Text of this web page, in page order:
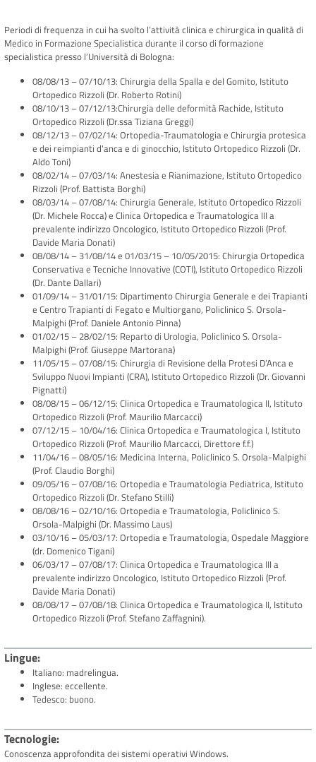
Periodi di frequenza in cui ha svolto l’attività clinica e chirurgica in qualità di
Medico in Formazione Specialistica durante il corso di formazione
specialistica presso l’Università di Bologna:
08/08/13 – 07/10/13: Chirurgia della Spalla e del Gomito, Istituto
Ortopedico Rizzoli (Dr. Roberto Rotini)
08/10/13 – 07/12/13:Chirurgia delle deformità Rachide, Istituto
Ortopedico Rizzoli (Dr.ssa Tiziana Greggi)
08/12/13 – 07/02/14: Ortopedia-Traumatologia e Chirurgia protesica
e dei reimpianti d'anca e di ginocchio, Istituto Ortopedico Rizzoli (Dr.
Aldo Toni)
08/02/14 – 07/03/14: Anestesia e Rianimazione, Istituto Ortopedico
Rizzoli (Prof. Battista Borghi)
08/03/14 – 07/08/14: Chirurgia Generale, Istituto Ortopedico Rizzoli
(Dr. Michele Rocca) e Clinica Ortopedica e Traumatologica III a
prevalente indirizzo Oncologico, Istituto Ortopedico Rizzoli (Prof.
Davide Maria Donati)
08/08/14 – 31/08/14 e 01/03/15 – 10/05/2015: Chirurgia Ortopedica
Conservativa e Tecniche Innovative (COTI), Istituto Ortopedico Rizzoli
(Dr. Dante Dallari)
01/09/14 – 31/01/15: Dipartimento Chirurgia Generale e dei Trapianti
e Centro Trapianti di Fegato e Multiorgano, Policlinico S. Orsola-
Malpighi (Prof. Daniele Antonio Pinna)
01/02/15 – 28/02/15: Reparto di Urologia, Policlinico S. Orsola-
Malpighi (Prof. Giuseppe Martorana)
11/05/15 – 07/08/15: Chirurgia di Revisione della Protesi D’Anca e
Sviluppo Nuovi Impianti (CRA), Istituto Ortopedico Rizzoli (Dr. Giovanni
Pignatti)
08/08/15 – 06/12/15: Clinica Ortopedica e Traumatologica II, Istituto
Ortopedico Rizzoli (Prof. Maurilio Marcacci)
07/12/15 – 10/04/16: Clinica Ortopedica e Traumatologica I, Istituto
Ortopedico Rizzoli (Prof. Maurilio Marcacci, Direttore f.f.)
11/04/16 – 08/05/16: Medicina Interna, Policlinico S. Orsola-Malpighi
(Prof. Claudio Borghi)
09/05/16 – 07/08/16: Ortopedia e Traumatologia Pediatrica, Istituto
Ortopedico Rizzoli (Dr. Stefano Stilli)
08/08/16 – 02/10/16: Ortopedia e Traumatologia, Policlinico S.
Orsola-Malpighi (Dr. Massimo Laus)
03/10/16 – 05/03/17: Ortopedia e Traumatologia, Ospedale Maggiore
(dr. Domenico Tigani)
06/03/17 – 07/08/17: Clinica Ortopedica e Traumatologica III a
prevalente indirizzo Oncologico, Istituto Ortopedico Rizzoli (Prof.
Davide Maria Donati)
08/08/17 – 07/08/18: Clinica Ortopedica e Traumatologica II, Istituto
Ortopedico Rizzoli (Prof. Stefano Zaffagnini).
Lingue
Italiano: madrelingua.
Inglese: eccellente.
Tedesco: buono.
Tecnologie
Conoscenza approfondita dei sistemi operativi Windows.